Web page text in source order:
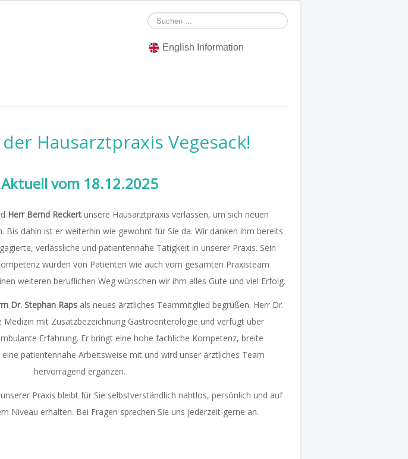
Suchen
...
English Information
Hausarztpraxis Vegesack!
Aktuell vom 18.12.2025
Herr Bernd Reckertunsere Hausarztpraxis verlassen, um sich neuen
Bis dahin ist er weiterhin wie gewohnt für Sie da. Wir danken ihm bereits
verlässliche und patientennahe Tätigkeit in unserer Praxis. Sein
wurden von Patienten wie auch vom gesamten Praxisteam
weiteren beruflichen Weg wünschen wir ihm alles Gute und viel Erfolg.
Dr. Stephan Raps als neues ärztliches Teammitglied begrüßen. Herr Dr.
Medizin mit Zusatzbezeichnung Gastroenterologie und verfügt über
Erfahrung. Er bringt eine hohe fachliche Kompetenz, breite
patientennahe Arbeitsweise mit und wird unser ärztliches Team
hervorragend ergänzen.
Praxis bleibt für Sie selbstverständlich nahtlos, persönlich und auf
Niveau erhalten. Bei Fragen sprechen Sie uns jederzeit gerne an.